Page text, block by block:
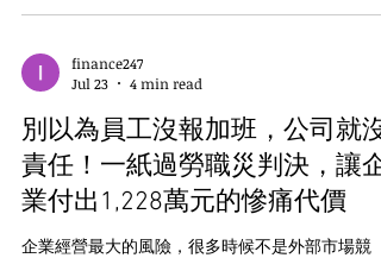
business owners, HR executives, and
manage working hours, workloads, and
occupational safety and health, it may still
substantial liability for an overwork-related
occupational injury—even wh
finance247
Jul 23
4 min read
別以為員工沒報加班，公司就沒
責任！一紙過勞職災判決，讓企
業付出1,228萬元的慘痛代價
企業經營最大的風險，很多時候不是外部市場競